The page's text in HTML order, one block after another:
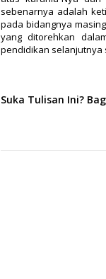
sebenarnya adalah
pada bidangnya
yang ditorehkan
pendidikan selanjutnya
Suka Tulisan Ini?